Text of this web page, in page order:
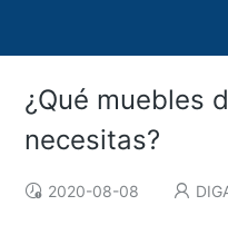
¿Qué muebles
necesitas?
2020-08-08